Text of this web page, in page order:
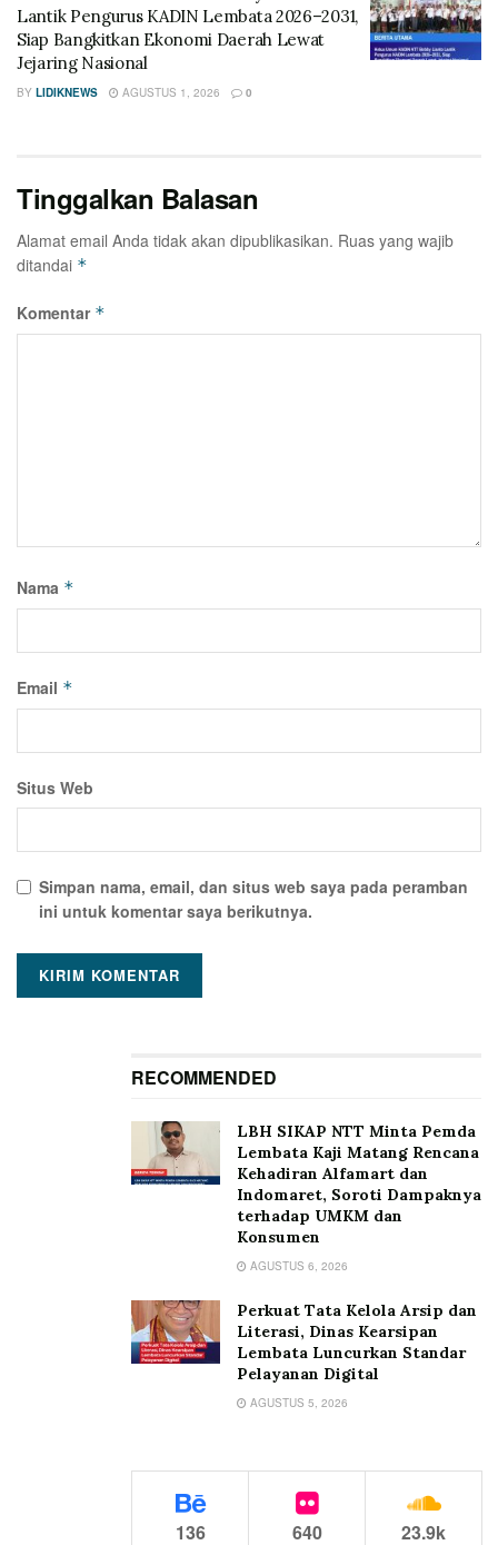
Lantik Pengurus KADIN Lembata 2026–2031,
Siap Bangkitkan Ekonomi Daerah Lewat
Jejaring Nasional
BY LIDIKNEWS AGUSTUS 1, 2026 0
Tinggalkan Balasan
Alamat email Anda tidak akan dipublikasikan. Ruas yang wajib
ditandai *
Komentar *
Nama *
Email *
Situs Web
Simpan nama, email, dan situs web saya pada peramban
ini untuk komentar saya berikutnya.
RECOMMENDED
LBH SIKAP NTT Minta Pemda
Lembata Kaji Matang Rencana
Kehadiran Alfamart dan
Indomaret, Soroti Dampaknya
terhadap UMKM dan
Konsumen
AGUSTUS 6, 2026
Perkuat Tata Kelola Arsip dan
Literasi, Dinas Kearsipan
Lembata Luncurkan Standar
Pelayanan Digital
AGUSTUS 5, 2026
136 640 23.9k